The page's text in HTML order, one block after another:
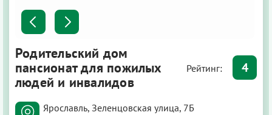
Родительский дом
пансионат для пожилых
людей и инвалидов
Рейтинг: 4
Ярославль, Зеленцовская улица, 7Б